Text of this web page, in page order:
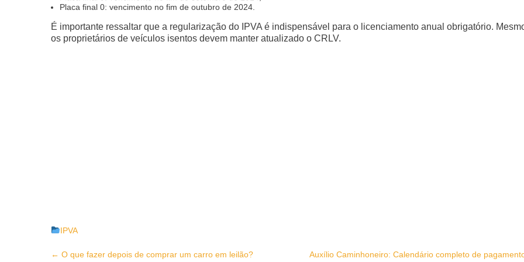
Placa final 0: vencimento no fim de outubro de 2024.
É importante ressaltar que a regularização do IPVA é indispensável para o licenciamento anual obrigatório.
os proprietários de veículos isentos devem manter atualizado o CRLV.
IPVA
Post
← O que fazer depois de comprar um carro em leilão? Auxílio Caminhoneiro: Calendário completo de